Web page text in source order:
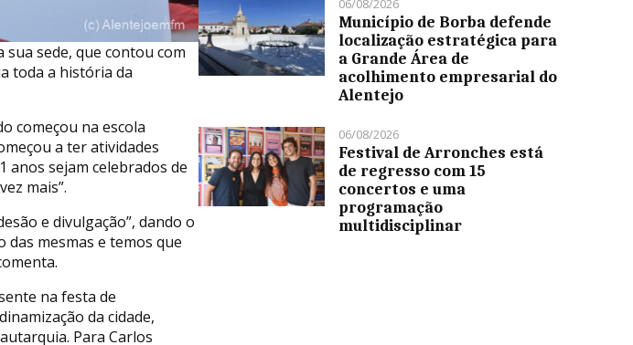
sua sede, que contou com
toda a história da
começou na escola
a ter atividades
anos sejam celebrados de
mais”.
e divulgação”, dando o
das mesmas e temos que
na festa de
da cidade,
Para Carlos
Município de Borba defende
localização estratégica para
a Grande Área de
acolhimento empresarial do
Alentejo
06/08/2026
Festival de Arronches está
de regresso com 15
concertos e uma
programação
multidisciplinar